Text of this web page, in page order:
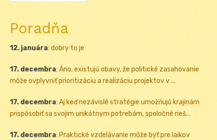
Poradňa
12. januára: dobry to je
17. decembra: Áno, existujú obavy, že politické zasahovanie
môže ovplyvniť prioritizáciu a realizáciu projektov v ...
17. decembra: Aj keď nezávislé stratégie umožňujú krajinám
prispôsobiť sa svojim unikátnym potrebám, spoločné rieš...
17. decembra: Praktické vzdelávanie môže byť pre laikov